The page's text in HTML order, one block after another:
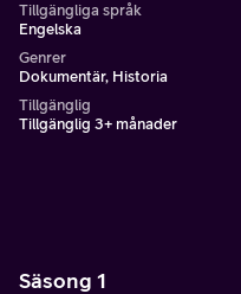
Tillgängliga språk
Engelska
Genrer
Dokumentär, Historia
Tillgänglig
Tillgänglig 3+ månader
Säsong 1